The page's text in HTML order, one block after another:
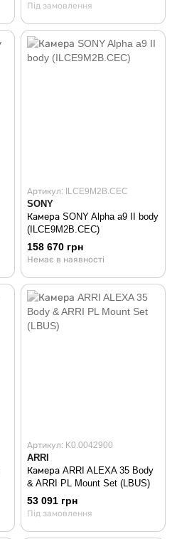
Під замовлення
Артикул: ILCE9M2B.CEC
SONY
Камера SONY Alpha a9 II body
(ILCE9M2B.CEC)
158 670 грн
Немає в наявності
Артикул: K0.0042900
ARRI
Камера ARRI ALEXA 35 Body
& ARRI PL Mount Set (LBUS)
53 091 грн
Під замовлення